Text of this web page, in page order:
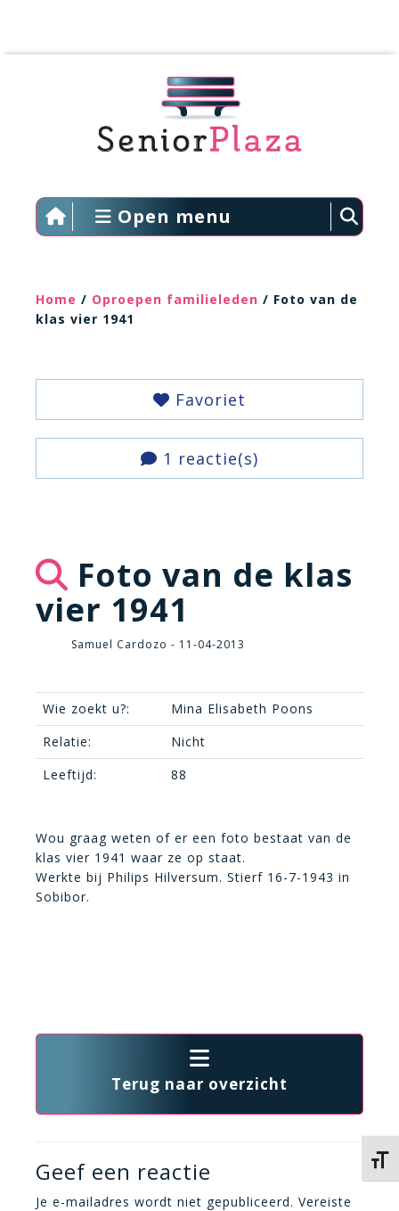
Open menu
Home / Oproepen familieleden / Foto van de
klas vier 1941
Favoriet
1 reactie(s)
Foto van de klas
vier 1941
Samuel Cardozo - 11-04-2013
Wie zoekt u?:
Mina Elisabeth Poons
Relatie:
Nicht
Leeftijd:
88
Wou graag weten of er een foto bestaat van de
klas vier 1941 waar ze op staat.
Werkte bij Philips Hilversum. Stierf 16-7-1943 in
Sobibor.
Terug naar overzicht
Geef een reactie
Je e-mailadres wordt niet gepubliceerd. Vereiste